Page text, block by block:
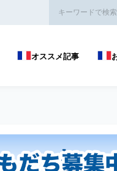
オススメ記事